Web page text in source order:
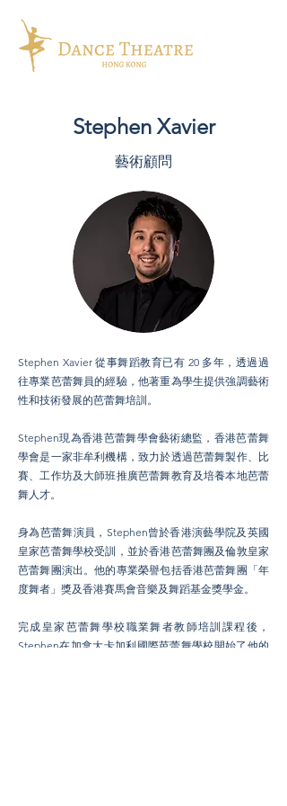
Stephen Xavier
藝術顧問
Stephen Xavier 從事舞蹈教育已有 20 多年，透過過
往專業芭蕾舞員的經驗，他著重為學生提供強調藝術
性和技術發展的芭蕾舞培訓。
Stephen現為香港芭蕾舞學會藝術總監，香港芭蕾舞
學會是一家非牟利機構，致力於透過芭蕾舞製作、比
賽、工作坊及大師班推廣芭蕾舞教育及培養本地芭蕾
舞人才。
身為芭蕾舞演員，Stephen曾於香港演藝學院及英國
皇家芭蕾舞學校受訓，並於香港芭蕾舞團及倫敦皇家
芭蕾舞團演出。他的專業榮譽包括香港芭蕾舞團「年
度舞者」獎及香港賽馬會音樂及舞蹈基金獎學金。
完成皇家芭蕾舞學校職業舞者教師培訓課程後，
Stephen在加拿大卡加利國際芭蕾舞學校開始了他的